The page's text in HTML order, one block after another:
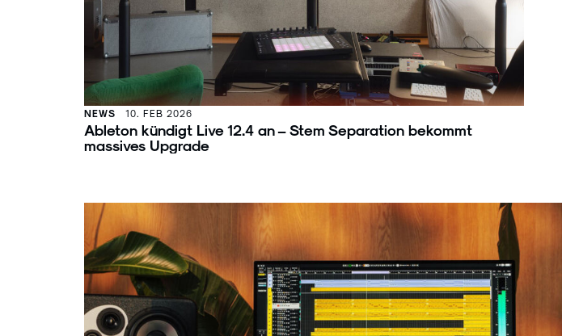
NEWS 10. FEB 2026
Ableton kündigt Live 12.4 an – Stem Separation bekommt
massives Upgrade